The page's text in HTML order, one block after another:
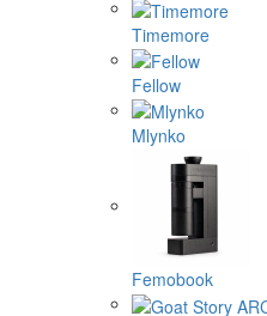
Timemore
Fellow
Mlynko
Femobook